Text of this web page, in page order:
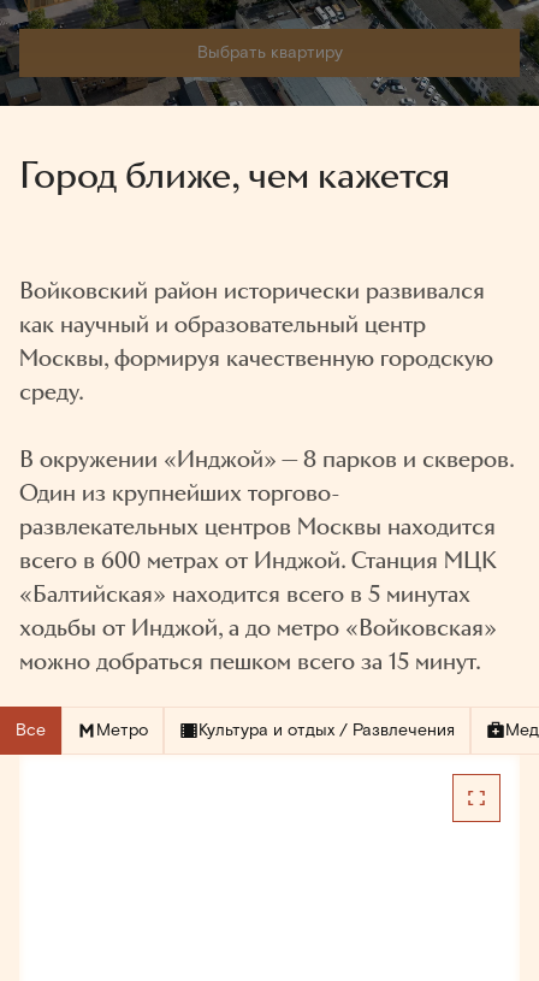
Выбрать квартиру
Город ближе, чем кажется
Войковский район исторически развивался
как научный и образовательный центр
Москвы, формируя качественную городскую
среду.
В окружении «Инджой» — 8 парков и скверов.
Один из крупнейших торгово-
развлекательных центров Москвы находится
всего в 600 метрах от Инджой. Станция МЦК
«Балтийская» находится всего в 5 минутах
ходьбы от Инджой, а до метро «Войковская»
можно добраться пешком всего за 15 минут.
Все Метро Культура и отдых / Развлечения